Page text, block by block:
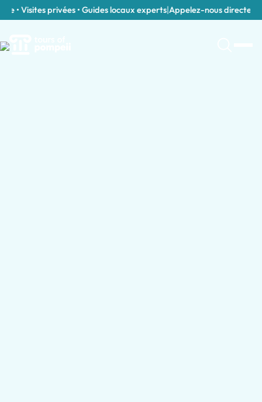
Visites privées • Guides locaux experts|Appelez-nous directement